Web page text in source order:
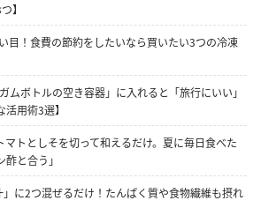
】
目！食費の節約をしたいなら買いたい3つの冷凍
ムボトルの空き容器」に入れると「旅行にいい」
活用術3選】
マトとしそを切って和えるだけ。夏に毎日食べた
と合う」
に2つ混ぜるだけ！たんぱく質や食物繊維も摂れ